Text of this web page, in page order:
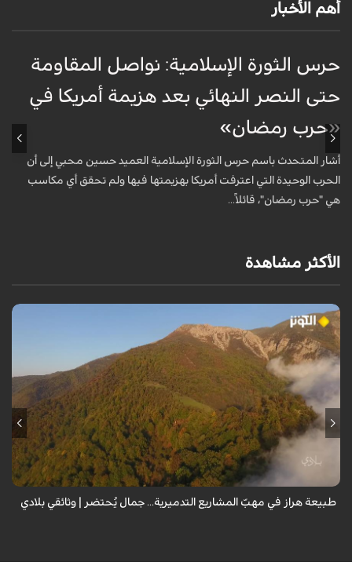
أهم الأخبار
حرس الثورة الإسلامية: نواصل المقاومة
حتى النصر النهائي بعد هزيمة أمريكا في
«حرب رمضان»
أشار المتحدث باسم حرس الثورة الإسلامية العميد حسين محبي إلى أن
الحرب الوحيدة التي اعترفت أمريكا بهزيمتها فيها ولم تحقق أي مكاسب
هي "حرب رمضان"، قائلاً...
الأكثر مشاهدة
من قلب طبيعة هراز التي كانت يوماً من أجمل الموائل الطبيعية في إيران، يحذر
المعد من كارثة بيئية: "وحش الأعمال والمشاريع التدميرية تنهش بجسم
طبيعة هراز في مهبّ المشاريع التدميرية... جمال يُحتضر | وثائقي بلادي